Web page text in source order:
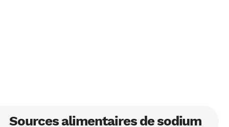
Sources alimentaires de sodium